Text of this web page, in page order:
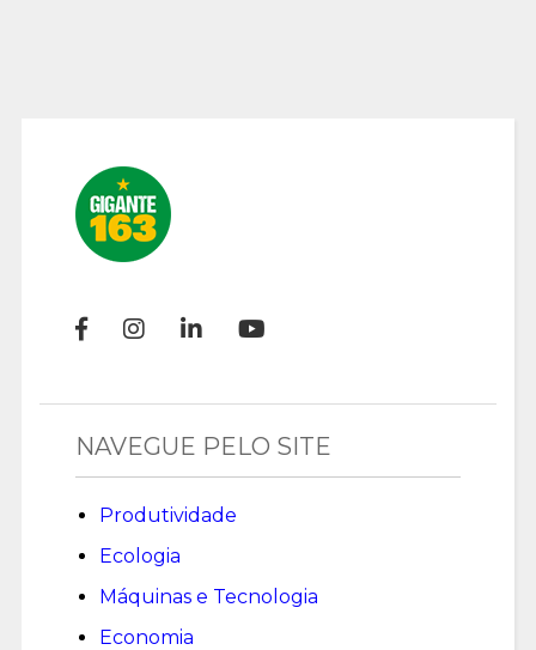
NAVEGUE PELO SITE
Produtividade
Ecologia
Máquinas e Tecnologia
Economia